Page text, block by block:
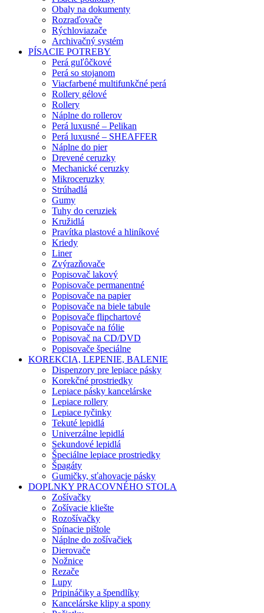
Obaly na dokumenty
Rozraďovače
Rýchloviazače
Archivačný systém
PÍSACIE POTREBY
Perá guľôčkové
Perá so stojanom
Viacfarbené multifunkčné perá
Rollery gélové
Rollery
Náplne do rollerov
Perá luxusné – Pelikan
Perá luxusné – SHEAFFER
Náplne do pier
Drevené ceruzky
Mechanické ceruzky
Mikroceruzky
Strúhadlá
Gumy
Tuhy do ceruziek
Kružidlá
Pravítka plastové a hliníkové
Kriedy
Liner
Zvýrazňovače
Popisovač lakový
Popisovače permanentné
Popisovače na papier
Popisovače na biele tabule
Popisovače flipchartové
Popisovače na fólie
Popisovač na CD/DVD
Popisovače špeciálne
KOREKCIA, LEPENIE, BALENIE
Dispenzory pre lepiace pásky
Korekčné prostriedky
Lepiace pásky kancelárske
Lepiace rollery
Lepiace tyčinky
Tekuté lepidlá
Univerzálne lepidlá
Sekundové lepidlá
Špeciálne lepiace prostriedky
Špagáty
Gumičky, sťahovacie pásky
DOPLNKY PRACOVNÉHO STOLA
Zošívačky
Zošívacie kliešte
Rozošívačky
Spínacie pištole
Náplne do zošívačiek
Dierovače
Nožnice
Rezače
Lupy
Pripináčiky a špendlíky
Kancelárske klipy a spony